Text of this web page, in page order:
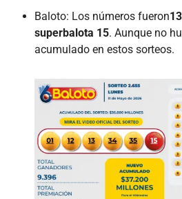
Baloto: Los números fueron
superbalota 15. Aunque no
acumulado en estos sorteos.